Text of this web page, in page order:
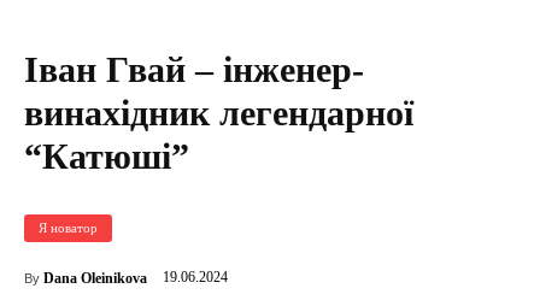
Іван Гвай – інженер-
винахідник легендарної
“Катюші”
Я новатор
By Dana Oleinikova 19.06.2024